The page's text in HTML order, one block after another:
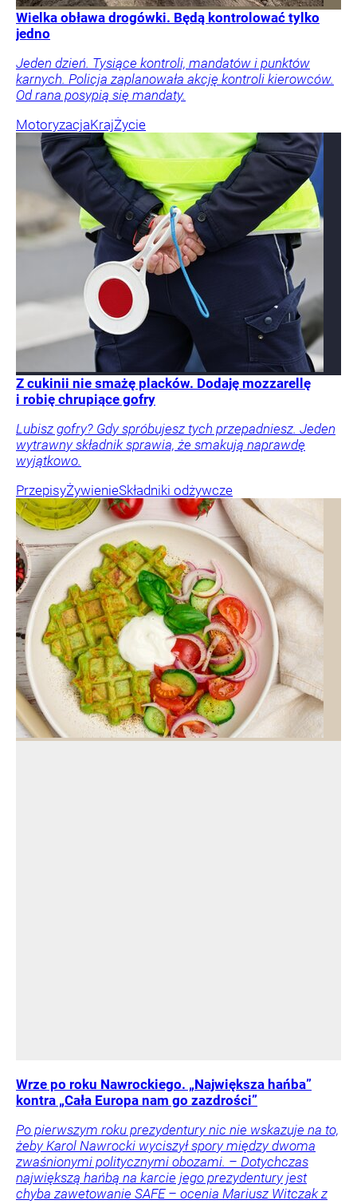
Wielka obława drogówki. Będą kontrolować tylko
jedno
Jeden dzień. Tysiące kontroli, mandatów i punktów
karnych. Policja zaplanowała akcję kontroli kierowców.
Od rana posypią się mandaty.
MotoryzacjaKrajŻycie
Z cukinii nie smażę placków. Dodaję mozzarellę
i robię chrupiące gofry
Lubisz gofry? Gdy spróbujesz tych przepadniesz. Jeden
wytrawny składnik sprawia, że smakują naprawdę
wyjątkowo.
PrzepisyŻywienieSkładniki odżywcze
Wrze po roku Nawrockiego. „Największa hańba”
kontra „Cała Europa nam go zazdrości”
Po pierwszym roku prezydentury nic nie wskazuje na to,
żeby Karol Nawrocki wyciszył spory między dwoma
zwaśnionymi politycznymi obozami. – Dotychczas
największą hańbą na karcie jego prezydentury jest
chyba zawetowanie SAFE – ocenia Mariusz Witczak z